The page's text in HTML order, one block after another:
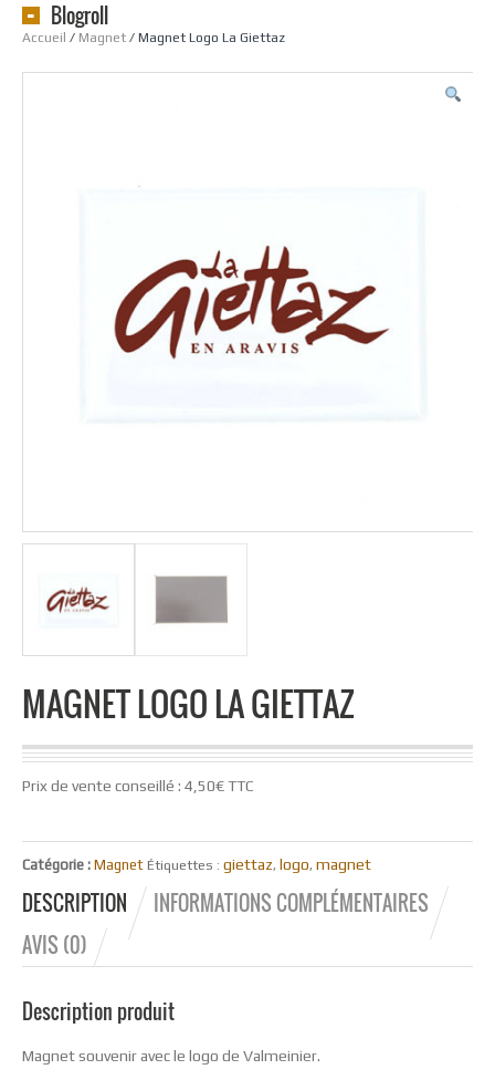
Accueil / Magnet / Magnet Logo La Giettaz
MAGNET LOGO LA GIETTAZ
Prix de vente conseillé : 4,50€ TTC
Catégorie : Magnet Étiquettes : giettaz, logo, magnet
DESCRIPTION
INFORMATIONS COMPLÉMENTAIRES
AVIS (0)
Description produit
Magnet souvenir avec le logo de Valmeinier.
Blogroll